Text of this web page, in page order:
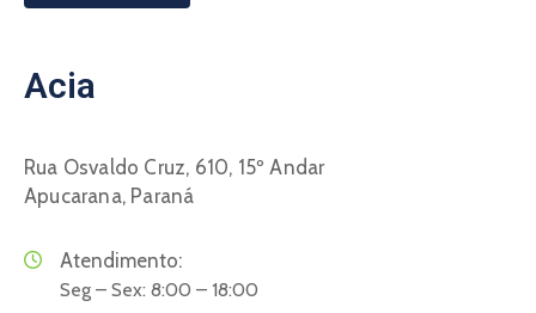
Acia
Rua Osvaldo Cruz, 610, 15º Andar
Apucarana, Paraná
Atendimento:
Seg – Sex: 8:00 – 18:00